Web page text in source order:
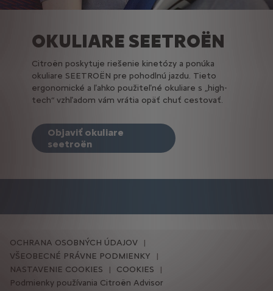
OKULIARE SEETROËN
Citroën poskytuje riešenie kinetózy a ponúka
okuliare SEETROËN pre pohodlnú jazdu. Tieto
ergonomické a ľahko použiteľné okuliare s „high-
tech“ vzhľadom vám vrátia opäť chuť cestovať.
Objaviť okuliare
seetroën
OCHRANA OSOBNÝCH ÚDAJOV
VŠEOBECNÉ PRÁVNE PODMIENKY
NASTAVENIE COOKIES
COOKIES
Podmienky používania Citroën Advisor